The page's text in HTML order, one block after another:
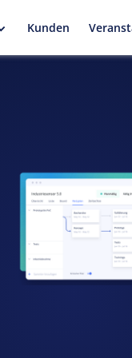
Kunden